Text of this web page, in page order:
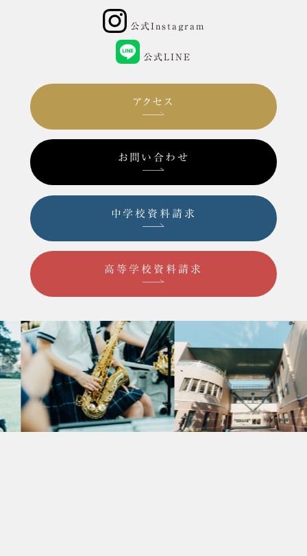
公式Instagram
公式LINE
アクセス
お問い合わせ
中学校資料請求
高等学校資料請求